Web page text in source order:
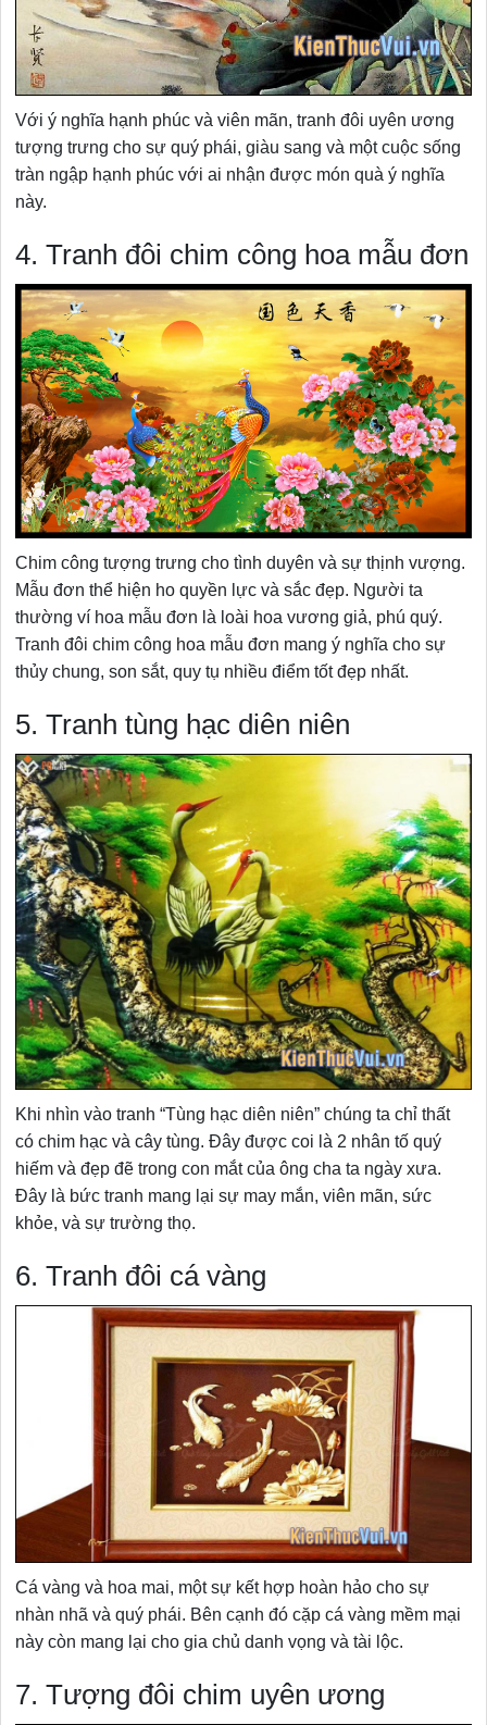
Với ý nghĩa hạnh phúc và viên mãn, tranh đôi uyên ương
tượng trưng cho sự quý phái, giàu sang và một cuộc sống
tràn ngập hạnh phúc với ai nhận được món quà ý nghĩa
này.
4. Tranh đôi chim công hoa mẫu đơn
Chim công tượng trưng cho tình duyên và sự thịnh vượng.
Mẫu đơn thể hiện ho quyền lực và sắc đẹp. Người ta
thường ví hoa mẫu đơn là loài hoa vương giả, phú quý.
Tranh đôi chim công hoa mẫu đơn mang ý nghĩa cho sự
thủy chung, son sắt, quy tụ nhiều điểm tốt đẹp nhất.
5. Tranh tùng hạc diên niên
Khi nhìn vào tranh “Tùng hạc diên niên” chúng ta chỉ thất
có chim hạc và cây tùng. Đây được coi là 2 nhân tố quý
hiếm và đẹp đẽ trong con mắt của ông cha ta ngày xưa.
Đây là bức tranh mang lại sự may mắn, viên mãn, sức
khỏe, và sự trường thọ.
6. Tranh đôi cá vàng
Cá vàng và hoa mai, một sự kết hợp hoàn hảo cho sự
nhàn nhã và quý phái. Bên cạnh đó cặp cá vàng mềm mại
này còn mang lại cho gia chủ danh vọng và tài lộc.
7. Tượng đôi chim uyên ương